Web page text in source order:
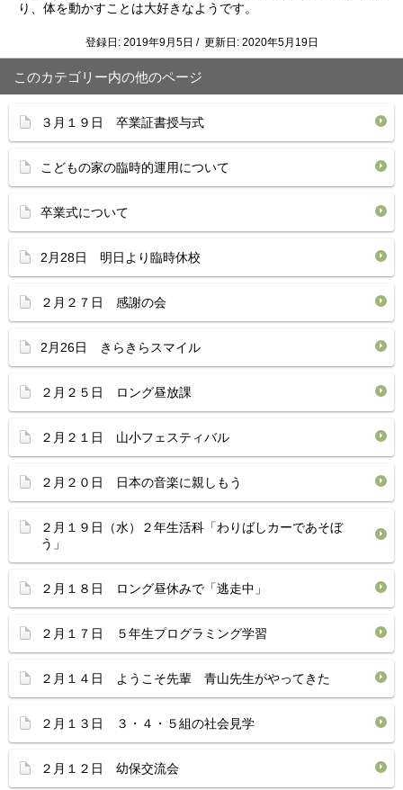
り、体を動かすことは大好きなようです。
登録日: 2019年9月5日 / 更新日: 2020年5月19日
このカテゴリー内の他のページ
３月１９日 卒業証書授与式
こどもの家の臨時的運用について
卒業式について
2月28日 明日より臨時休校
２月２７日 感謝の会
2月26日 きらきらスマイル
２月２５日 ロング昼放課
２月２１日 山小フェスティバル
２月２０日 日本の音楽に親しもう
２月１９日（水）２年生活科「わりばしカーであそぼ
う」
２月１８日 ロング昼休みで「逃走中」
２月１７日 ５年生プログラミング学習
２月１４日 ようこそ先輩 青山先生がやってきた
２月１３日 ３・４・５組の社会見学
２月１２日 幼保交流会